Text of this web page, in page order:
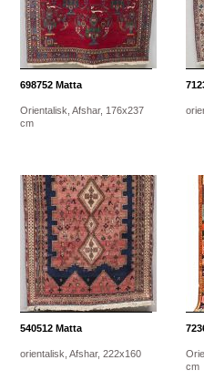
698752 Matta
Orientalisk, Afshar, 176x237
cm
540512 Matta
orientalisk, Afshar, 222x160
cm